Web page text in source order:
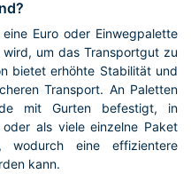
Euro oder Einwegpalette
um das Transportgut zu
bietet erhöhte Stabilität und
Transport. An Paletten
mit Gurten befestigt, in
als viele einzelne Paket
wodurch eine effizientere
kann.